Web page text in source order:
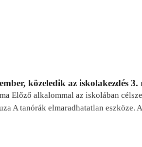
közeledik az iskolakezdés 3.
Előző alkalommal az iskolában
A tanórák elmaradhatatlan eszköze.